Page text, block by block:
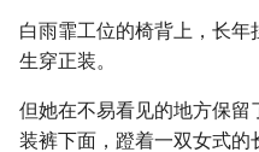
白雨霏工位的椅背上，长
生穿正装。
但她在不易看见的地方保
装裤下面，蹬着一双女式的